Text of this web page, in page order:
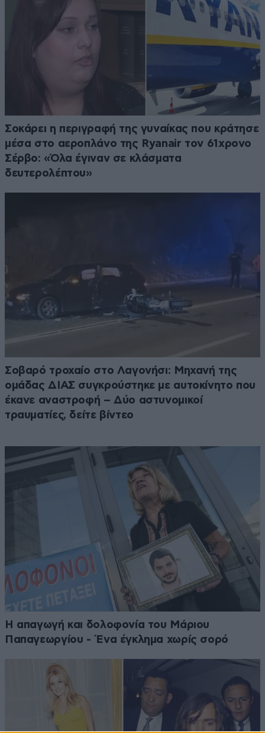
Σοκάρει η περιγραφή της γυναίκας που κράτησε
μέσα στο αεροπλάνο της Ryanair τον 61χρονο
Σέρβο: «Όλα έγιναν σε κλάσματα
δευτερολέπτου»
Σοβαρό τροχαίο στο Λαγονήσι: Μηχανή της
ομάδας ΔΙΑΣ συγκρούστηκε με αυτοκίνητο που
έκανε αναστροφή – Δύο αστυνομικοί
τραυματίες, δείτε βίντεο
Η απαγωγή και δολοφονία του Μάριου
Παπαγεωργίου - Ένα έγκλημα χωρίς σορό